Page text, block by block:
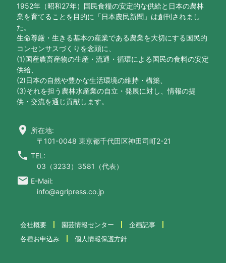
1952年（昭和27年）国民食糧の安定的な供給と日本の農林
業を育てることを目的に「日本農民新聞」は創刊されまし
た。
生命尊厳・生きる基本の産業である農業を大切にする国民的
コンセンサスづくりを念頭に、
(1)国産農畜産物の生産・流通・循環による国民の食料の安定
供給、
(2)日本の自然や豊かな生活環境の維持・構築、
(3)それを担う農林水産業の自立・発展に対し、情報の提
供・交流を通じ貢献します。
location_on 所在地:
〒101-0048 東京都千代田区神田司町2-21
call TEL:
03（3233）3581（代表）
email E-Mail:
info@agripress.co.jp
会社概要 園芸情報センター
企画記事
各種お申込み
個人情報保護方針